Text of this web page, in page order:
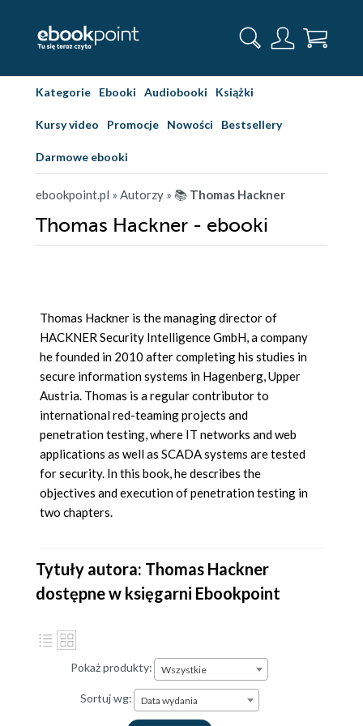
Kategorie Ebooki Audiobooki Książki
Kursy video Promocje Nowości Bestsellery
Darmowe ebooki
ebookpoint.pl » Autorzy » 📚 Thomas Hackner
Thomas Hackner - ebooki
Thomas Hackner is the managing director of
HACKNER Security Intelligence GmbH, a company
he founded in 2010 after completing his studies in
secure information systems in Hagenberg, Upper
Austria. Thomas is a regular contributor to
international red-teaming projects and
penetration testing, where IT networks and web
applications as well as SCADA systems are tested
for security. In this book, he describes the
objectives and execution of penetration testing in
two chapters.
Tytuły autora: Thomas Hackner
dostępne w księgarni Ebookpoint
Pokaż produkty: Wszystkie
Sortuj wg: Data wydania